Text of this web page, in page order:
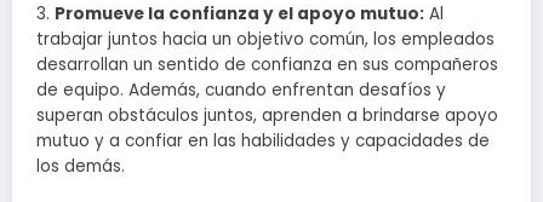
3. Promueve la confianza y el apoyo mutuo: Al
trabajar juntos hacia un objetivo común, los empleados
desarrollan un sentido de confianza en sus compañeros
de equipo. Además, cuando enfrentan desafíos y
superan obstáculos juntos, aprenden a brindarse apoyo
mutuo y a confiar en las habilidades y capacidades de
los demás.